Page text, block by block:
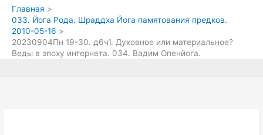
Главная
033. Йога Рода. Шраддха Йога памятования предков.
2010-05-16
20230904Пн 19-30. д6ч1. Духовное или материальное?
Веды в эпоху интернета. 034. Вадим Опенйога.